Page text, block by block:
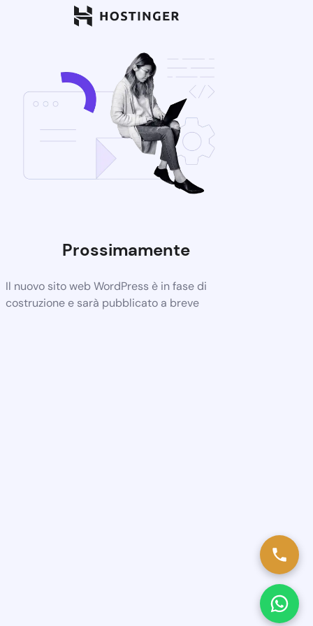
Prossimamente
Il nuovo sito web WordPress è in fase di
costruzione e sarà pubblicato a breve